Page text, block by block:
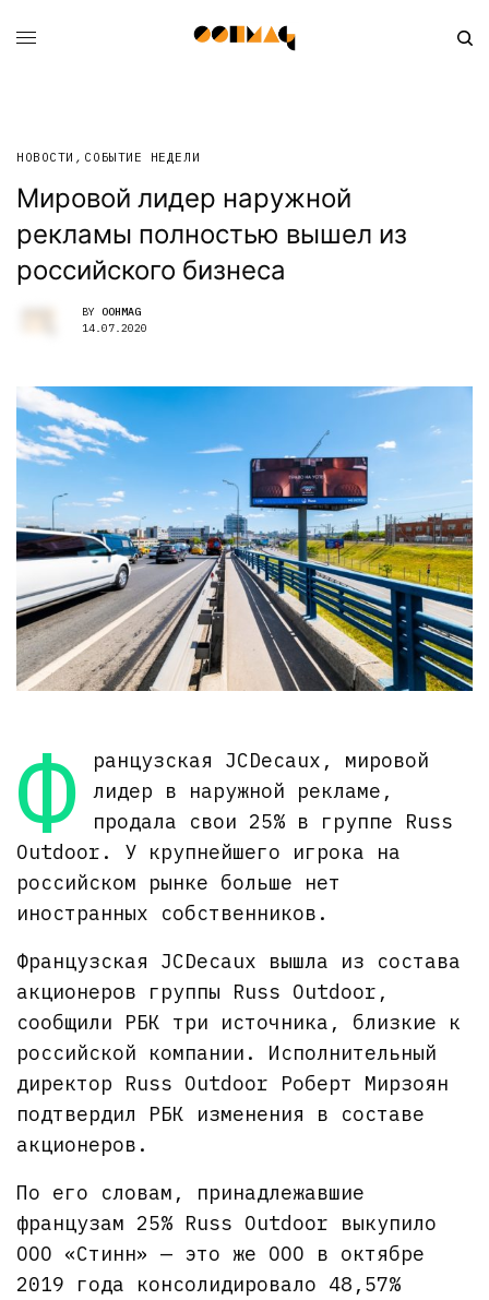
НОВОСТИ , СОБЫТИЕ НЕДЕЛИ
Мировой лидер наружной
рекламы полностью вышел из
российского бизнеса
BY OOHMAG
14.07.2020
Ф
ранцузская JCDecaux, мировой
лидер в наружной рекламе,
продала свои 25% в группе Russ
Outdoor. У крупнейшего игрока на
российском рынке больше нет
иностранных собственников.
Французская JCDecaux вышла из состава
акционеров группы Russ Outdoor,
сообщили РБК три источника, близкие к
российской компании. Исполнительный
директор Russ Outdoor Роберт Мирзоян
подтвердил РБК изменения в составе
акционеров.
По его словам, принадлежавшие
французам 25% Russ Outdoor выкупило
ООО «Стинн» — это же ООО в октябре
2019 года консолидировало 48,57%